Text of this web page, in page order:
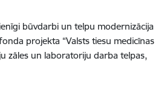
būvdarbi un telpu modernizācija
projekta “Valsts tiesu medicīnas
zāles un laboratoriju darba telpas,